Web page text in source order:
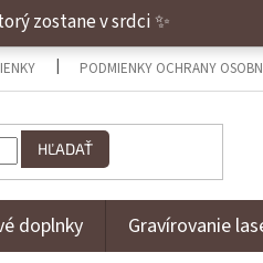
zostane v srdci ✨
PODMIENKY OCHRANY
HĽADAŤ
doplnky Gravírovanie